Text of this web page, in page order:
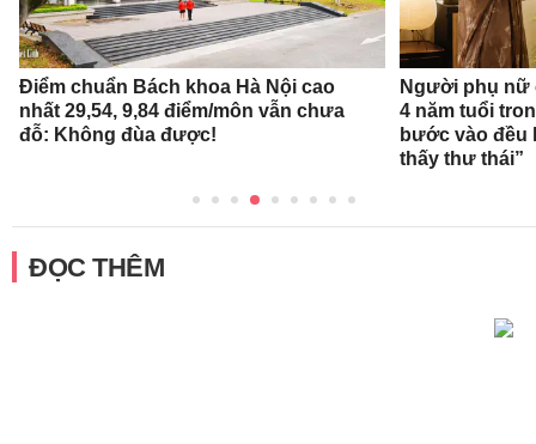
Điểm chuẩn Bách khoa Hà Nội cao
nhất 29,54, 9,84 điểm/môn vẫn chưa
đỗ: Không đùa được!
Người phụ nữ
4 năm tuổi
bước vào đều
thấy thư thái”
ĐỌC THÊM